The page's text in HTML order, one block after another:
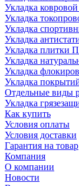
Укладка
Укладка
Укладка
Укладка
Укладка плитки
Укладка
Укладка
Укладка
Отдельные виды
Укладка
Как купить
Условия оплаты
Условия доставки
Гарантия на товар
Компания
О компании
Новости